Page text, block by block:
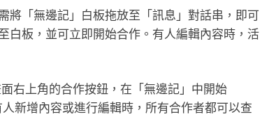
將「無邊記」白板拖放至「訊息」對話串，即可
白板，並可立即開始合作。有人編輯內容時，活
面右上角的合作按鈕，在「無邊記」中開始
新增內容或進行編輯時，所有合作者都可以查